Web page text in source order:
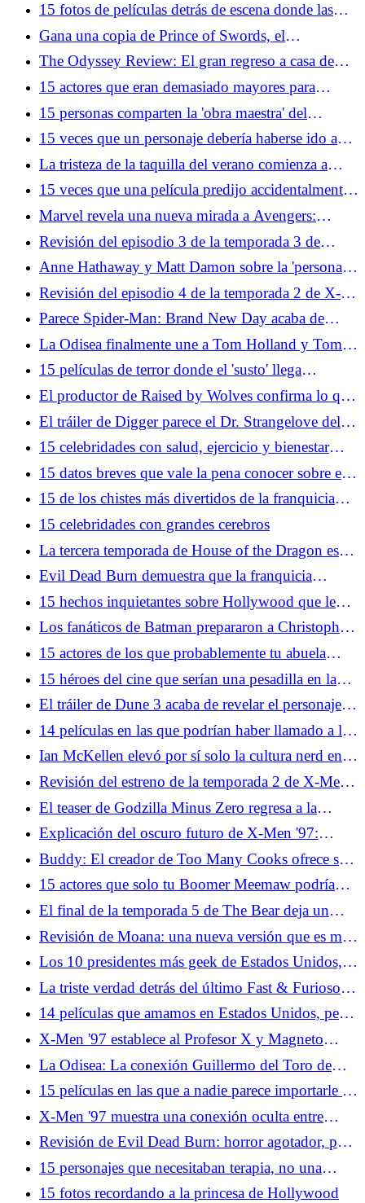
15 fotos de películas detrás de escena donde las
cosas no lucen tan glamorosas en la vida real
Gana una copia de Prince of Swords, el
emocionante próximo capítulo de la serie Arcana
Academy de Elise Kova
The Odyssey Review: El gran regreso a casa de
Christopher Nolan
15 actores que eran demasiado mayores para
protagonizar películas de acción
15 personas comparten la 'obra maestra' del
videojuego que realmente apesta jugar
15 veces que un personaje debería haberse ido a
casa
La tristeza de la taquilla del verano comienza a
sentirse como en 1969
15 veces que una película predijo accidentalmente
eventos reales
Marvel revela una nueva mirada a Avengers:
Doomsday con Loki en el centro de todo
Revisión del episodio 3 de la temporada 3 de
House of the Dragon: Pesada es la cabeza
Anne Hathaway y Matt Damon sobre la 'persona
profundamente amable detrás del genio de
Christopher Nolan'
Revisión del episodio 4 de la temporada 2 de X-
Men '97: apto para sobrevivir
Parece Spider-Man: Brand New Day acaba de
agregar otro vengador
La Odisea finalmente une a Tom Holland y Tom
Holland
15 películas de terror donde el 'susto' llega
demasiado cerca de casa
El productor de Raised by Wolves confirma lo que
realmente mató a la temporada 3
El tráiler de Digger parece el Dr. Strangelove del
siglo XXI
15 celebridades con salud, ejercicio y bienestar
extra extraños Prácticas dietéticas
15 datos breves que vale la pena conocer sobre el
negocio del cine
15 de los chistes más divertidos de la franquicia
Austin Powers
15 celebridades con grandes cerebros
La tercera temporada de House of the Dragon es
terapéutica para los fanáticos de Game of Thrones
Evil Dead Burn demuestra que la franquicia
necesita más comedia
15 hechos inquietantes sobre Hollywood que le
recordarán su pasado cuestionable
Los fanáticos de Batman prepararon a Christopher
Nolan para las críticas a La Odisea
15 actores de los que probablemente tu abuela
estaba enamorada
15 héroes del cine que serían una pesadilla en la
vida real
El tráiler de Dune 3 acaba de revelar el personaje
más importante de la franquicia
14 películas en las que podrían haber llamado a la
policía
Ian McKellen elevó por sí solo la cultura nerd en la
década de 2000
Revisión del estreno de la temporada 2 de X-Men
'97: regreso al pasado, pero también al futuro y
más hacia el pasado
El teaser de Godzilla Minus Zero regresa a la
moraleja central de la franquicia
Explicación del oscuro futuro de X-Men '97:
Madre Askani, Nathan Summers, Apocalipsis y
más
Buddy: El creador de Too Many Cooks ofrece su
versión de terror de Barney
15 actores que solo tu Boomer Meemaw podría
nombrar
El final de la temporada 5 de The Bear deja un
spin-off convincente sobre la mesa
Revisión de Moana: una nueva versión que es muy
desagradable
Los 10 presidentes más geek de Estados Unidos,
hasta donde sabemos
La triste verdad detrás del último Fast & Furioso
11 Actualización
14 películas que amamos en Estados Unidos, pero
en ningún otro lugar
X-Men '97 establece al Profesor X y Magneto
como el mayor romance de superhéroes
La Odisea: La conexión Guillermo del Toro de
Christopher Nolan promete una aventura más
complicada
15 películas en las que a nadie parece importarle el
daño a la propiedad
X-Men '97 muestra una conexión oculta entre
Wolverine y el Capitán América
Revisión de Evil Dead Burn: horror agotador, pero
no en el buen sentido
15 personajes que necesitaban terapia, no una
aventura
15 fotos recordando a la princesa de Hollywood